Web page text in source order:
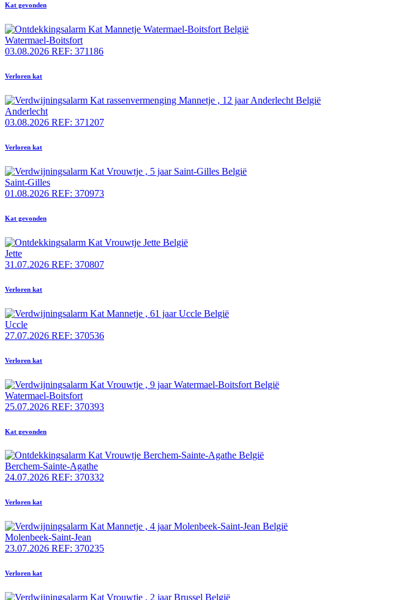
Kat gevonden
Watermael-Boitsfort
03.08.2026 REF: 371186
Verloren kat
Anderlecht
03.08.2026 REF: 371207
Verloren kat
Saint-Gilles
01.08.2026 REF: 370973
Kat gevonden
Jette
31.07.2026 REF: 370807
Verloren kat
Uccle
27.07.2026 REF: 370536
Verloren kat
Watermael-Boitsfort
25.07.2026 REF: 370393
Kat gevonden
Berchem-Sainte-Agathe
24.07.2026 REF: 370332
Verloren kat
Molenbeek-Saint-Jean
23.07.2026 REF: 370235
Verloren kat